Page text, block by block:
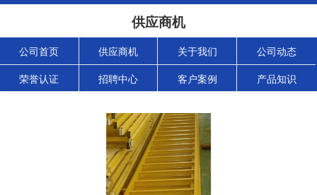
供应商机
公司首页 供应商机 关于我们 公司动态
荣誉认证 招聘中心 客户案例 产品知识